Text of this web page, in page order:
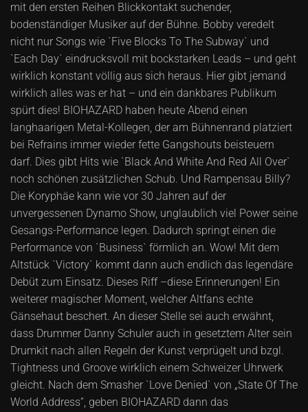
mit den ersten Reihen Blickkontakt suchender,
bodenständiger Musiker auf der Bühne. Bobby veredelt
nicht nur Songs wie `Five Blocks To The Subway` und
`Each Day` eindrucksvoll mit bockstarken Leads – und geht
wirklich konstant völlig aus sich heraus. Hier gibt jemand
wirklich alles was er hat – und ein dankbares Publikum
spürt dies! BIOHAZARD haben heute Abend einen
langhaarigen Metal-Kollegen, der am Bühnenrand platziert
bei Refrains immer wieder fette Gangshouts beisteuern
darf. Dies gibt Hits wie `Black And White And Red All Over`
noch schönen zusätzlichen Schub. Und Rampensau Billy?
Die Koryphäe kann wie vor 30 Jahren auf der
unvergessenen Dynamo Show, unglaublich viel Power seine
Gesangs-Performance legen. Dadurch springt einen die
Performance von `Business` förmlich an. Wow! Mit dem
Altstück `Victory` kommt dann auch endlich das legendäre
Debüt zum Einsatz. Dieses Riff –diese Erinnerungen! Ein
weiterer magischer Moment, welcher Altfans echte
Gänsehaut beschert. An dieser Stelle sei auch erwähnt,
dass Drummer Danny Schuler auch in gesetztem Alter sein
Drumkit nach allen Regeln der Kunst verprügelt und bzgl.
Tightness und Groove wirklich einem Schweizer Uhrwerk
gleicht. Nach dem Smasher `Love Denied` von „State Of The
World Address”, geben BIOHAZARD dann das